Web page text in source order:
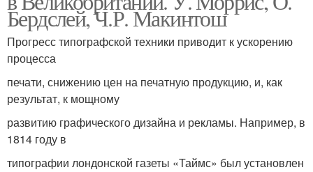
Бердслей, Ч.Р. Макинтош
Прогресс типографской техники приводит к ускорению
процесса
печати, снижению цен на печатную продукцию, и, как
результат, к мощному
развитию графического дизайна и рекламы. Например, в
1814 году в
типографии лондонской газеты «Таймс» был установлен